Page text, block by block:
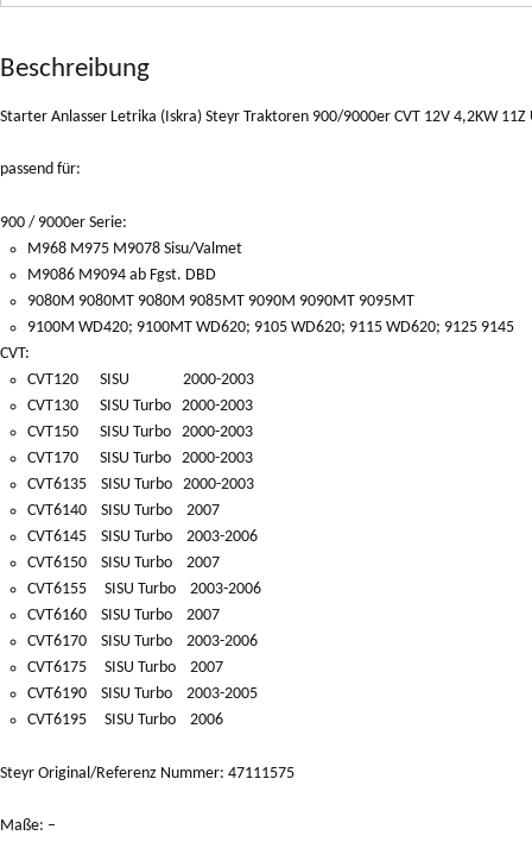
Beschreibung
Starter Anlasser Letrika (Iskra) Steyr Traktoren 900/9000er CVT 12V 4,2KW 11Z
passend für:
900 / 9000er Serie:
M968 M975 M9078 Sisu/Valmet
M9086 M9094 ab Fgst. DBD
9080M 9080MT 9080M 9085MT 9090M 9090MT 9095MT
9100M WD420; 9100MT WD620; 9105 WD620; 9115 WD620; 9125 9145
CVT:
CVT120 SISU 2000-2003
CVT130 SISU Turbo 2000-2003
CVT150 SISU Turbo 2000-2003
CVT170 SISU Turbo 2000-2003
CVT6135 SISU Turbo 2000-2003
CVT6140 SISU Turbo 2007
CVT6145 SISU Turbo 2003-2006
CVT6150 SISU Turbo 2007
CVT6155 SISU Turbo 2003-2006
CVT6160 SISU Turbo 2007
CVT6170 SISU Turbo 2003-2006
CVT6175 SISU Turbo 2007
CVT6190 SISU Turbo 2003-2005
CVT6195 SISU Turbo 2006
Steyr Original/Referenz Nummer: 47111575
Maße: –